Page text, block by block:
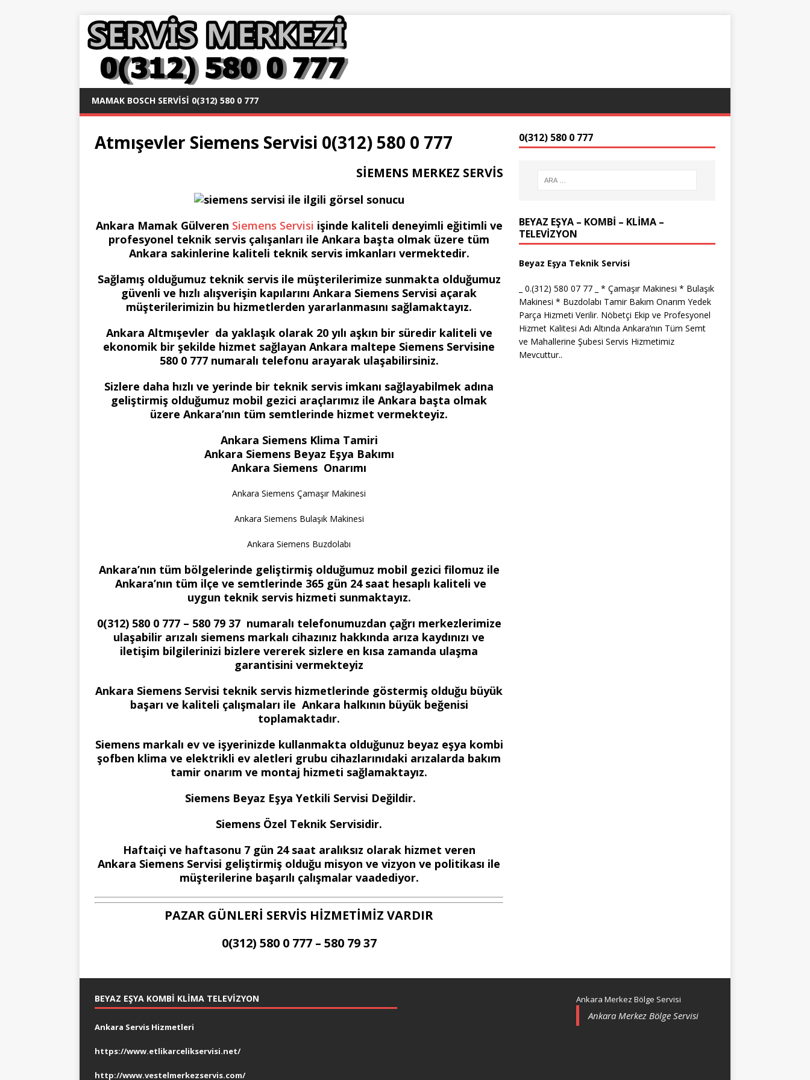
MAMAK BOSCH SERVISI 0(312) 580 0 777
Atmışevler Siemens Servisi 0(312) 580 0 777
SİEMENS MERKEZ SERVİS
Ankara Mamak Gülveren Siemens Servisi işinde kaliteli deneyimli eğitimli ve
profesyonel teknik servis çalışanları ile Ankara başta olmak üzere tüm
Ankara sakinlerine kaliteli teknik servis imkanları vermektedir.
Sağlamış olduğumuz teknik servis ile müşterilerimize sunmakta olduğumuz
güvenli ve hızlı alışverişin kapılarını Ankara Siemens Servisi açarak
müşterilerimizin bu hizmetlerden yararlanmasını sağlamaktayız.
Ankara Altmışevler da yaklaşık olarak 20 yılı aşkın bir süredir kaliteli ve
ekonomik bir şekilde hizmet sağlayan Ankara maltepe Siemens Servisine
580 0 777 numaralı telefonu arayarak ulaşabilirsiniz.
Sizlere daha hızlı ve yerinde bir teknik servis imkanı sağlayabilmek adına
geliştirmiş olduğumuz mobil gezici araçlarımız ile Ankara başta olmak
üzere Ankara’nın tüm semtlerinde hizmet vermekteyiz.
Ankara Siemens Klima Tamiri
Ankara Siemens Beyaz Eşya Bakımı
Ankara Siemens Onarımı
Ankara Siemens Çamaşır Makinesi
Ankara Siemens Bulaşık Makinesi
Ankara Siemens Buzdolabı
Ankara’nın tüm bölgelerinde geliştirmiş olduğumuz mobil gezici filomuz ile
Ankara’nın tüm ilçe ve semtlerinde 365 gün 24 saat hesaplı kaliteli ve
uygun teknik servis hizmeti sunmaktayız.
0(312) 580 0 777 – 580 79 37 numaralı telefonumuzdan çağrı merkezlerimize
ulaşabilir arızalı siemens markalı cihazınız hakkında arıza kaydınızı ve
iletişim bilgilerinizi bizlere vererek sizlere en kısa zamanda ulaşma
garantisini vermekteyiz
Ankara Siemens Servisi teknik servis hizmetlerinde göstermiş olduğu büyük
başarı ve kaliteli çalışmaları ile Ankara halkının büyük beğenisi
toplamaktadır.
Siemens markalı ev ve işyerinizde kullanmakta olduğunuz beyaz eşya kombi
şofben klima ve elektrikli ev aletleri grubu cihazlarınıdaki arızalarda bakım
tamir onarım ve montaj hizmeti sağlamaktayız.
Siemens Beyaz Eşya Yetkili Servisi Değildir.
Siemens Özel Teknik Servisidir.
Haftaiçi ve haftasonu 7 gün 24 saat aralıksız olarak hizmet veren
Ankara Siemens Servisi geliştirmiş olduğu misyon ve vizyon ve politikası ile
müşterilerine başarılı çalışmalar vaadediyor.
PAZAR GÜNLERİ SERVİS HİZMETİMİZ VARDIR
0(312) 580 0 777 – 580 79 37
0(312) 580 0 777
BEYAZ EŞYA – KOMBİ – KLİMA –
TELEVİZYON
Beyaz Eşya Teknik Servisi
_ 0.(312) 580 07 77 _ * Çamaşır Makinesi * Bulaşık
Makinesi * Buzdolabı Tamir Bakım Onarım Yedek
Parça Hizmeti Verilir. Nöbetçi Ekip ve Profesyonel
Hizmet Kalitesi Adı Altında Ankara’nın Tüm Semt
ve Mahallerine Şubesi Servis Hizmetimiz
Mevcuttur..
BEYAZ EŞYA KOMBI KLIMA TELEVIZYON
Ankara Servis Hizmetleri
https://www.etlikarcelikservisi.net/
http://www.vestelmerkezservis.com/
Ankara Merkez Bölge Servisi
Ankara Merkez Bölge Servisi